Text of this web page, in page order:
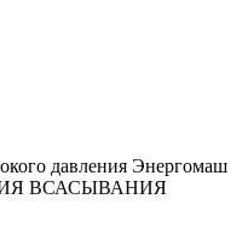
давления Энергомаш
ВСАСЫВАНИЯ